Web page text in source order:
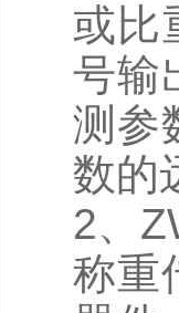
或比
号输
测参
数的
2、
称重